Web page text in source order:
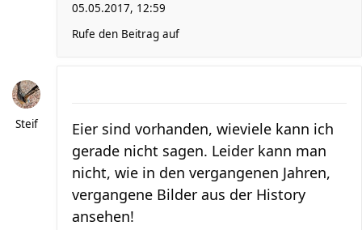
05.05.2017, 12:59
Rufe den Beitrag auf
Steif
Eier sind vorhanden, wieviele kann ich
gerade nicht sagen. Leider kann man
nicht, wie in den vergangenen Jahren,
vergangene Bilder aus der History
ansehen!